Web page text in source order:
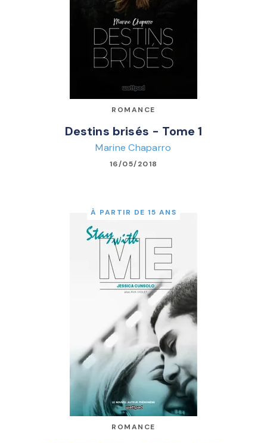
ROMANCE
Destins brisés - Tome 1
Marine Chaparro
16/05/2018
À PARTIR DE 15 ANS
ROMANCE